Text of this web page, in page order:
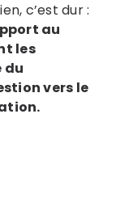
c’est dur :
au
les
du
vers le